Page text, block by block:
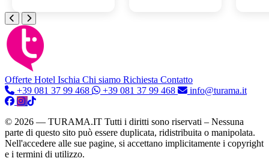
Offerte Hotel Ischia Chi siamo Richiesta Contatto
+39 081 37 99 468
+39 081 37 99 468 info@turama.it
© 2026 — TURAMA.IT Tutti i diritti sono riservati – Nessuna
parte di questo sito può essere duplicata, ridistribuita o manipolata.
Nell'accedere alle sue pagine, si accettano implicitamente i copyright
e i termini di utilizzo.